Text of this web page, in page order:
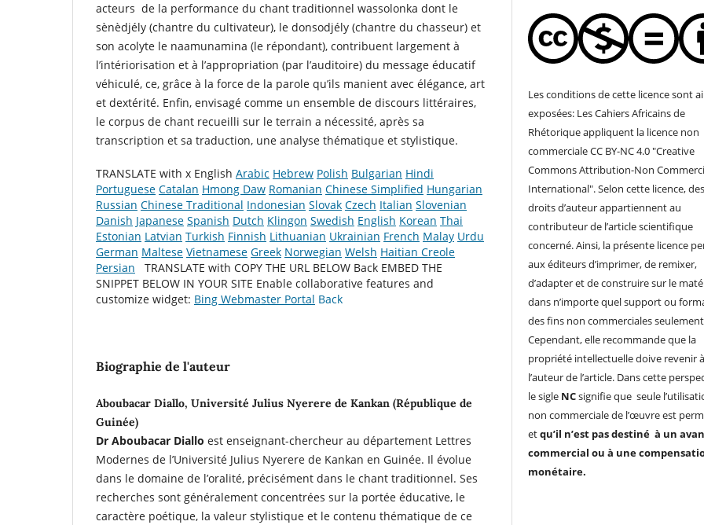
acteurs de la performance du chant traditionnel wassolonka dont le
sènèdjély (chantre du cultivateur), le donsodjély (chantre du chasseur) et
son acolyte le naamunamina (le répondant), contribuent largement à
l’intériorisation et à l’appropriation (par l’auditoire) du message éducatif
véhiculé, ce, grâce à la force de la parole qu’ils manient avec élégance, art
et dextérité. Enfin, envisagé comme un ensemble de discours littéraires,
le corpus de chant recueilli sur le terrain a nécessité, après sa
transcription et sa traduction, une analyse thématique et stylistique.
TRANSLATE with x English Arabic Hebrew Polish Bulgarian Hindi
Portuguese Catalan Hmong Daw Romanian Chinese Simplified Hungarian
Russian Chinese Traditional Indonesian Slovak Czech Italian Slovenian
Danish Japanese Spanish Dutch Klingon Swedish English Korean Thai
Estonian Latvian Turkish Finnish Lithuanian Ukrainian French Malay Urdu
German Maltese Vietnamese Greek Norwegian Welsh Haitian Creole
Persian
TRANSLATE with COPY THE URL BELOW Back EMBED THE
SNIPPET BELOW IN YOUR SITE Enable collaborative features and
customize widget: Bing Webmaster Portal Back
Biographie de l'auteur
Aboubacar Diallo, Université Julius Nyerere de Kankan (République de
Guinée)
Dr Aboubacar Diallo est enseignant-chercheur au département Lettres
Modernes de l’Université Julius Nyerere de Kankan en Guinée. Il évolue
dans le domaine de l’oralité, précisément dans le chant traditionnel. Ses
recherches sont généralement concentrées sur la portée éducative, le
caractère poétique, la valeur stylistique et le contenu thématique de ce
Les conditions de cette licence sont
exposées: Les Cahiers Africains de
Rhétorique appliquent la licence non
commerciale CC BY-NC 4.0 "Creative
Commons Attribution-Non
International". Selon cette licence,
droits d’auteur appartiennent au
contributeur de l’article scientifique
concerné. Ainsi, la présente licence
aux éditeurs d’imprimer, de remixer,
d’adapter et de construire sur le
dans n’importe quel support ou
des fins non commerciales
Cependant, elle recommande que la
propriété intellectuelle doive revenir
l’auteur de l’article. Dans cette
le sigle NCsignifie que seule
non commerciale de l’œuvre est
etqu’il n’est pas destiné à un
commercial ou à une
monétaire.